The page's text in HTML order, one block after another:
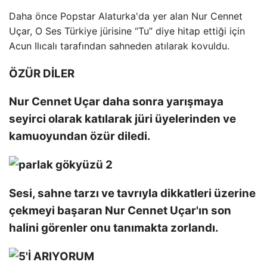
Daha önce Popstar Alaturka'da yer alan Nur Cennet
Uçar, O Ses Türkiye jürisine “Tu” diye hitap ettiği için
Acun Ilıcalı tarafından sahneden atılarak kovuldu.
ÖZÜR DİLER
Nur Cennet Uçar daha sonra yarışmaya
seyirci olarak katılarak jüri üyelerinden ve
kamuoyundan özür diledi.
Sesi, sahne tarzı ve tavrıyla dikkatleri üzerine
çekmeyi başaran Nur Cennet Uçar'ın son
halini görenler onu tanımakta zorlandı.